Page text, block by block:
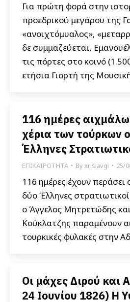
Για πρώτη φορά στην
προεδρικού μεγάρου της
«ανοιχτόμυαλος»,
δε συμμαζεύεται,
τις πόρτες στο κοινό
ετήσια Γιορτή της
116 ημέρες
χέρια των τούρκων
Έλληνες
ΕΠΙΚΑΙΡΟΤΗΤΑ Byxrisiavgi 25/
116 ημέρες έχουν περάσει
δύο Έλληνες
ο Άγγελος Μητρετώδης
Κούκλατζης παραμένουν
τουρκικές φυλακές στην
Οι μάχες Διρού και
24 Ιουνίου 1826) Η